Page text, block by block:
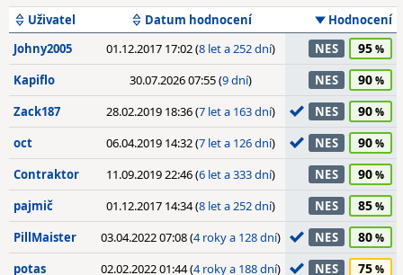
Uživatel Datum hodnocení
Hodnocení
Johny2005
01.12.2017 17:02 (8 let a 252 dní) NES 95
Kapiflo 30.07.2026 07:55 (9 dní) NES 90
Zack187 28.02.2019 18:36 (7 let a 163 dní) NES 90
oct 06.04.2019 14:32 (7 let a 126 dní) NES 90
Contraktor 11.09.2019 22:46 (6 let a 333 dní) NES 90
pajmič 01.12.2017 14:34 (8 let a 252 dní) NES 85
PillMaister 03.04.2022 07:08 (4 roky a 128 dní) NES 80
potas 02.02.2022 01:44 (4 roky a 188 dní) NES 75